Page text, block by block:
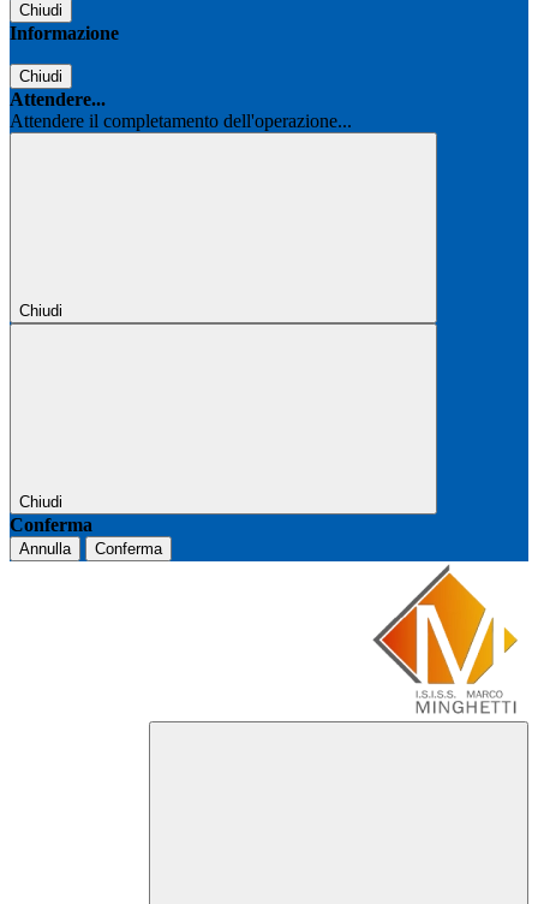
Chiudi
Informazione
Chiudi
Attendere...
Attendere il completamento dell'operazione...
Chiudi
Chiudi
Conferma
Annulla Conferma